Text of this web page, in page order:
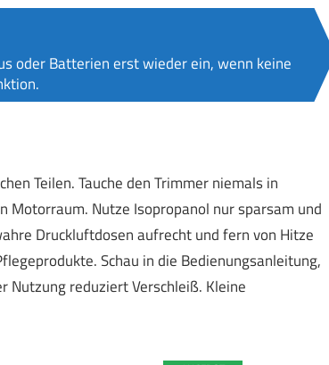
oder Batterien erst wieder ein, wenn keine
Teilen. Tauche den Trimmer niemals in
Motorraum. Nutze Isopropanol nur sparsam und
Druckluftdosen aufrecht und fern von Hitze
Schau in die Bedienungsanleitung,
Nutzung reduziert Verschleiß. Kleine